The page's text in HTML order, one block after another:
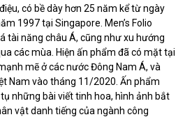
có bề dày hơn 25 năm kể từ ngày
1997 tại Singapore. Men’s Folio
tài năng châu Á, cũng như xu hướng
các mùa. Hiện ấn phẩm đã có mặt tại
mẽ ở các nước Đông Nam Á, và
Nam vào tháng 11/2020. Ấn phẩm
tụ những bài viết tinh hoa, hình ảnh bắt
vật danh tiếng của ngành công